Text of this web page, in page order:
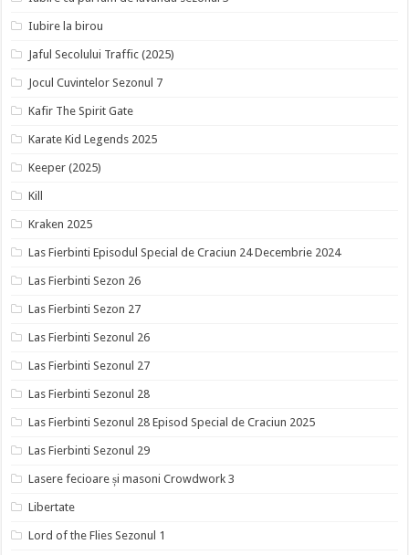
Iubire la birou
Jaful Secolului Traffic (2025)
Jocul Cuvintelor Sezonul 7
Kafir The Spirit Gate
Karate Kid Legends 2025
Keeper (2025)
Kill
Kraken 2025
Las Fierbinti Episodul Special de Craciun 24 Decembrie 2024
Las Fierbinti Sezon 26
Las Fierbinti Sezon 27
Las Fierbinti Sezonul 26
Las Fierbinti Sezonul 27
Las Fierbinti Sezonul 28
Las Fierbinti Sezonul 28 Episod Special de Craciun 2025
Las Fierbinti Sezonul 29
Lasere fecioare și masoni Crowdwork 3
Libertate
Lord of the Flies Sezonul 1